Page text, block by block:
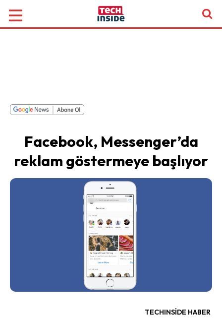
Facebook, Messenger’da
reklam göstermeye başlıyor
TECHINSIDE HABER